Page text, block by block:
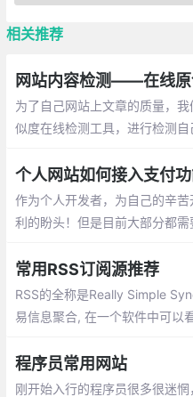
相关推荐
为了自己网站上文章的质量，
似度在线检测工具，进行检测
作为个人开发者，为自己的辛
利的盼头！但是目前大部分都
第三方支付平台。
常用RSS订阅源推荐
RSS的全称是Really Simple
易信息聚合, 在一个软件中可以
D网站信息, 需要一个个上去看看
新, 这样无疑很费时。
程序员常用网站
刚开始入行的程序员很多很迷